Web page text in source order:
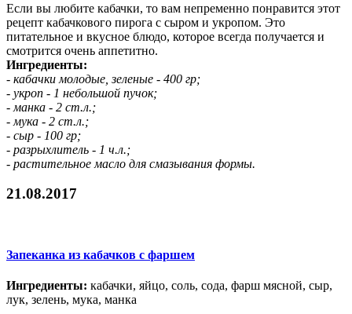
Если вы любите кабачки, то вам непременно понравится этот
рецепт кабачкового пирога с сыром и укропом. Это
питательное и вкусное блюдо, которое всегда получается и
смотрится очень аппетитно.
Ингредиенты:
- кабачки молодые, зеленые - 400 гр;
- укроп - 1 небольшой пучок;
- манка - 2 ст.л.;
- мука - 2 ст.л.;
- сыр - 100 гр;
- разрыхлитель - 1 ч.л.;
- растительное масло для смазывания формы.
21.08.2017
Запеканка из кабачков с фаршем
Ингредиенты: кабачки, яйцо, соль, сода, фарш мясной, сыр,
лук, зелень, мука, манка